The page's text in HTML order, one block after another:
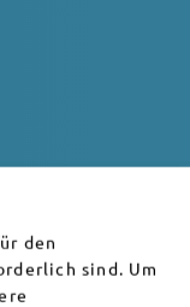
den
sind. Um